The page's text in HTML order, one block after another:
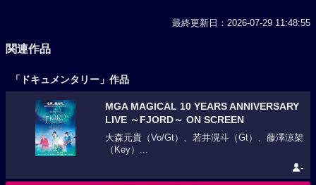
最終更新日：2026-07-29 11:48:55
関連作品
「ドキュメンタリー」作品
MGA MAGICAL 10 YEARS ANNIVERSARY
LIVE ～FJORD～ ON SCREEN
大森元貴（Vo/Gt）、若井滉斗（Gt）、藤澤涼架
（Key）...
-